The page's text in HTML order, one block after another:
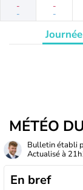
-
-
-
-
Journée
MÉTÉO
Bulletin établi
Actualisé à
En bref